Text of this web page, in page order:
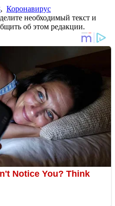
, Коронавирус
необходимый текст и
об этом редакции.